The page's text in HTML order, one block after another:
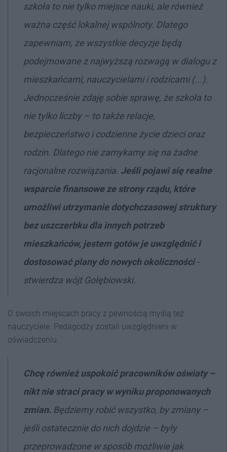
szkoła to nie tylko miejsce nauki, ale również
ważna część lokalnej wspólnoty. Dlatego
zapewniam, że wszystkie decyzje będą
podejmowane z najwyższą rozwagą w dialogu z
mieszkańcami, nauczycielami i rodzicami (...).
Jednocześnie zdaję sobie sprawę, że szkoła to
nie tylko liczby – to także relacje,
bezpieczeństwo i codzienne życie dzieci oraz
rodzin. Dlatego nie zamykamy się na żadne
racjonalne rozwiązania. Jeśli pojawi się realne
wsparcie finansowe ze strony rządu, które
umożliwi utrzymanie dotychczasowej struktury
bez uszczerbku dla innych potrzeb
mieszkańców, jestem gotów je uwzględnić i
dostosować plany do nowych okoliczności-
stwierdza wójt Gołębiowski.
O swoich miejscach pracy z pewnością myślą też
nauczyciele. Pedagodzy zostali uwzględnieni w
oświadczeniu.
Chcę również uspokoić pracowników oświaty –
nikt nie straci pracy w wyniku proponowanych
zmian. Będziemy robić wszystko, by zmiany –
jeśli ostatecznie do nich dojdzie – były
przeprowadzone w sposób możliwie jak